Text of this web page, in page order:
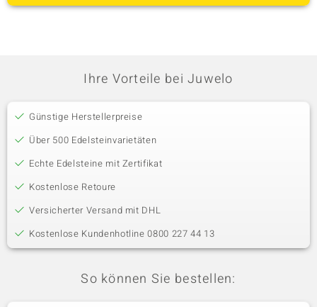
Ihre Vorteile bei Juwelo
Günstige Herstellerpreise
Über 500 Edelsteinvarietäten
Echte Edelsteine mit Zertifikat
Kostenlose Retoure
Versicherter Versand mit DHL
Kostenlose Kundenhotline 0800 227 44 13
So können Sie bestellen: